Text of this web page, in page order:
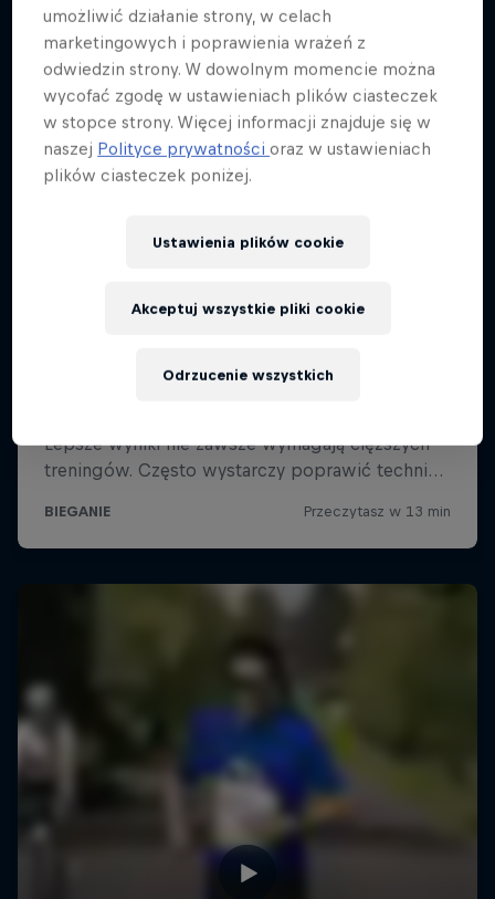
umożliwić działanie strony, w celach
marketingowych i poprawienia wrażeń z
odwiedzin strony. W dowolnym momencie można
wycofać zgodę w ustawieniach plików ciasteczek
w stopce strony. Więcej informacji znajduje się w
naszej Polityce prywatnościoraz w ustawieniach
plików ciasteczek poniżej.
Ustawienia plików cookie
Odrzucenie wszystkich
Akceptuj wszystkie pliki cookie